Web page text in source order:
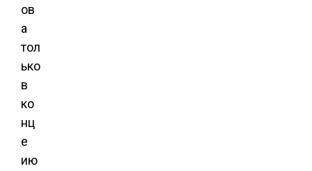
ов
а
тол
ько
в
ко
нц
е
ию